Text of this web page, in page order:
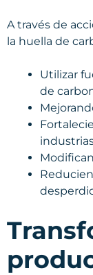
A través de
la huella de
Utilizar
de